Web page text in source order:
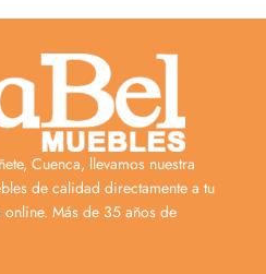
Cuenca, llevamos nuestra
de calidad directamente a tu
online. Más de 35 años de